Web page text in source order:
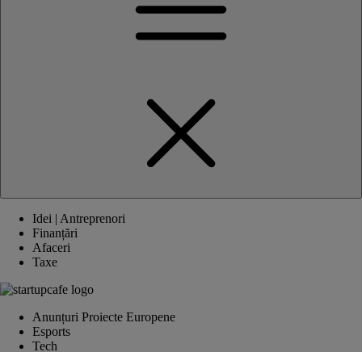
Idei | Antreprenori
Finanțări
Afaceri
Taxe
Anunțuri Proiecte Europene
Esports
Tech